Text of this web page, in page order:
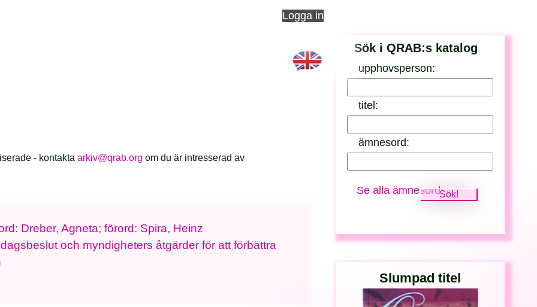
Logga in
Sök i QRAB:s katalog
upphovsperson:
titel:
ämnesord:
Se alla ämnesord
Slumpad titel
- kontaktaarkiv@qrab.org om du är intresserad av
Dreber, Agneta; förord: Spira, Heinz
och myndigheters åtgärder för att förbättra